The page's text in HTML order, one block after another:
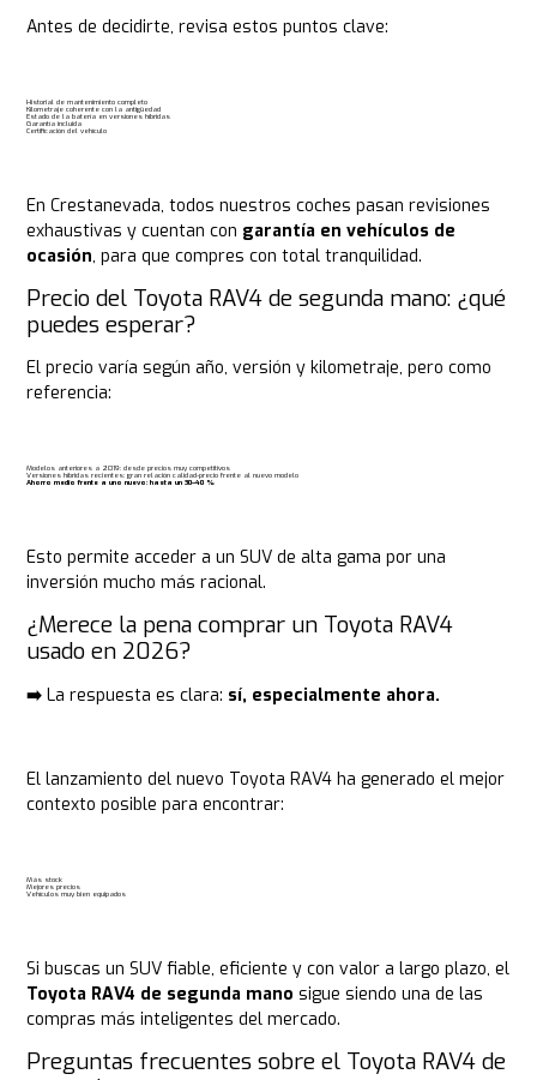
Antes de decidirte, revisa estos puntos clave:
Historial de mantenimiento completo
Kilometraje coherente con la antigüedad
Estado de la batería en versiones híbridas
Garantía incluida
Certificación del vehículo
En Crestanevada, todos nuestros coches pasan revisiones
exhaustivas y cuentan con garantía en vehículos de
ocasión, para que compres con total tranquilidad.
Precio del Toyota RAV4 de segunda mano: ¿qué
puedes esperar?
El precio varía según año, versión y kilometraje, pero como
referencia:
Modelos anteriores a 2019: desde precios muy competitivos
Versiones híbridas recientes: gran relación calidad-precio frente al nuevo modelo
Ahorro medio frente a uno nuevo: hasta un 30–40 %
Esto permite acceder a un SUV de alta gama por una
inversión mucho más racional.
¿Merece la pena comprar un Toyota RAV4
usado en 2026?
➡️La respuesta es clara: sí, especialmente ahora.
El lanzamiento del nuevo Toyota RAV4 ha generado el mejor
contexto posible para encontrar:
Más stock
Mejores precios
Vehículos muy bien equipados
Si buscas un SUV fiable, eficiente y con valor a largo plazo, el
Toyota RAV4 de segunda mano sigue siendo una de las
compras más inteligentes del mercado.
Preguntas frecuentes sobre el Toyota RAV4 de